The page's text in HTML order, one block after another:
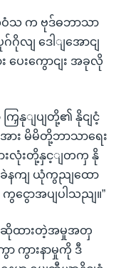
သ က ဗုဒ်ဓဘာသာ
ဂိုလျ ဒေါျအောငျ
ပေးကွောငျး အခုလို
ြှနုျပျတို့၏ နိုငျငံ့
အား မိမိတို့ဘာသာရေး
ားလုံးတို့နှင့ျတကှ နို
ခဲနကျ ယုံကွညျထော
ငွောအပျပါသညျ။”
စှဲဆိုထားတဲ့အမှုအတှ
ာ ကွားနာမှုကို ဒီ